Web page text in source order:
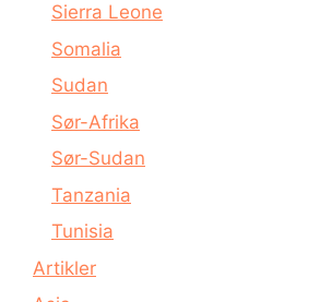
Sierra Leone
Somalia
Sudan
Sør-Afrika
Sør-Sudan
Tanzania
Tunisia
Artikler